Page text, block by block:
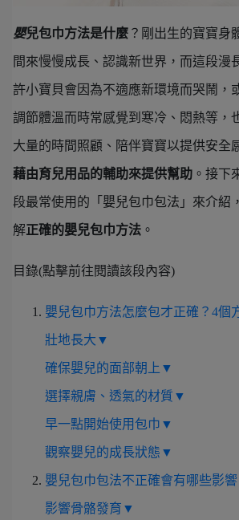
嬰兒包巾方法是什麼 ？剛出生的寶寶身
間來慢慢成長、認識新世界，而這段漫
許小寶貝會因為不適應新環境而哭鬧，
調節體溫而時常感覺到寒冷、悶熱等，
大量的時間照顧、陪伴寶寶以提供安全
藉由育兒用品的輔助來提供幫助 。接下
段最常使用的「嬰兒包巾包法」來介紹
解正確的嬰兒包巾方法 。
目錄(點擊前往閱讀該段內容)
嬰兒包巾方法怎麼包才正確？4個
壯地長大▼
確保嬰兒的面部朝上▼
選擇親膚、透氣的材質▼
早一點開始使用包巾▼
觀察嬰兒的成長狀態▼
嬰兒包巾包法不正確會有哪些影
影響骨骼發育▼